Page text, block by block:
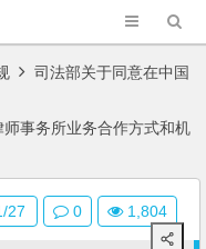
司法部关于同意在中国
师事务所业务合作方式和机
27 0 1,804